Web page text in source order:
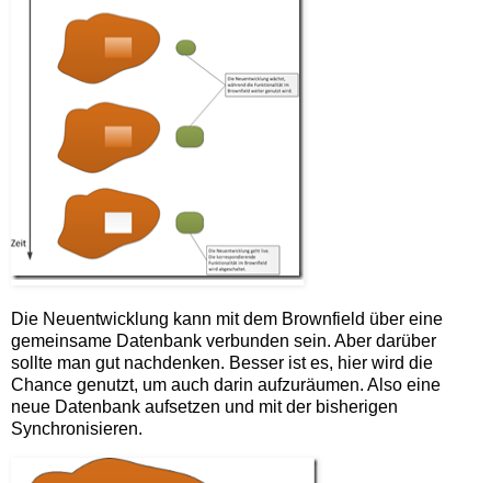
Die Neuentwicklung kann mit dem Brownfield über eine
gemeinsame Datenbank verbunden sein. Aber darüber
sollte man gut nachdenken. Besser ist es, hier wird die
Chance genutzt, um auch darin aufzuräumen. Also eine
neue Datenbank aufsetzen und mit der bisherigen
Synchronisieren.